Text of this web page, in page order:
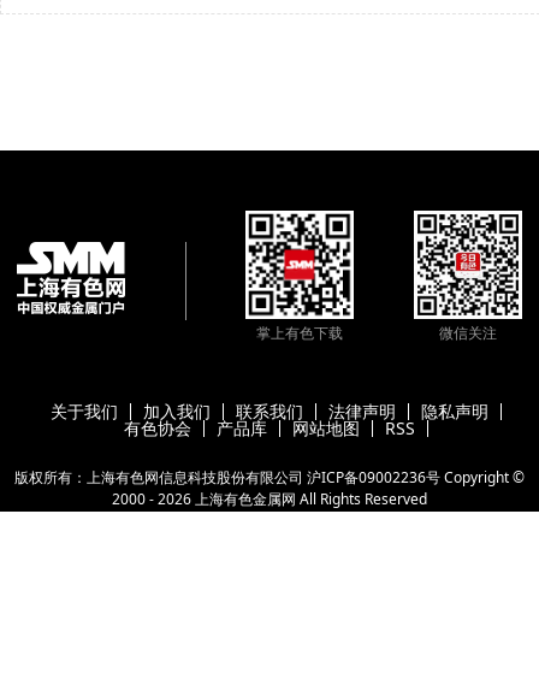
掌上有色下载 微信关注
关于我们 加入我们 联系我们 法律声明 隐私声明
有色协会 产品库 网站地图 RSS
版权所有：上海有色网信息科技股份有限公司 沪ICP备09002236号Copyright ©
2000 -2026上海有色金属网 All Rights Reserved